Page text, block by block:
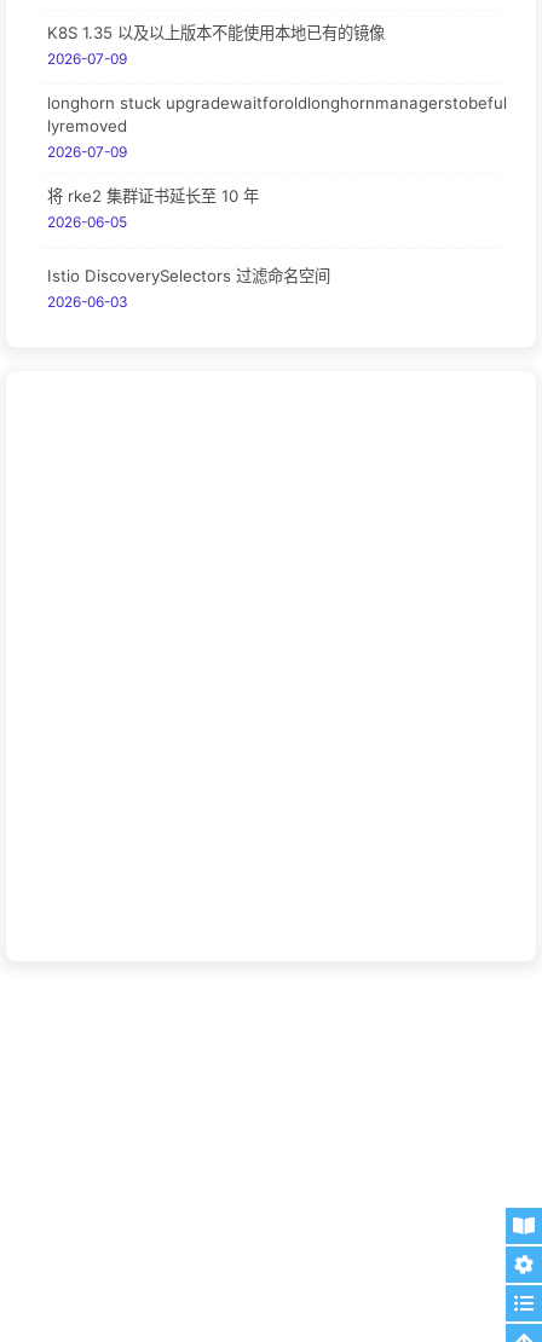
K8S 1.35 以及以上版本不能使用本地已有的镜像
2026-07-09
longhorn stuck upgradewaitforoldlonghornmanagerstobeful
lyremoved
2026-07-09
将 rke2 集群证书延长至 10 年
2026-06-05
Istio DiscoverySelectors 过滤命名空间
2026-06-03